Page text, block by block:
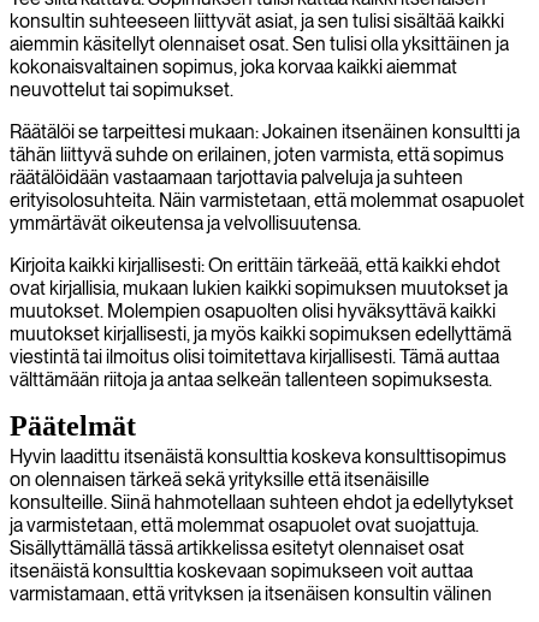
konsultin suhteeseen liittyvät asiat, ja sen tulisi sisältää kaikki
aiemmin käsitellyt olennaiset osat. Sen tulisi olla yksittäinen ja
kokonaisvaltainen sopimus, joka korvaa kaikki aiemmat
neuvottelut tai sopimukset.
Räätälöi se tarpeittesi mukaan: Jokainen itsenäinen konsultti ja
tähän liittyvä suhde on erilainen, joten varmista, että sopimus
räätälöidään vastaamaan tarjottavia palveluja ja suhteen
erityisolosuhteita. Näin varmistetaan, että molemmat osapuolet
ymmärtävät oikeutensa ja velvollisuutensa.
Kirjoita kaikki kirjallisesti: On erittäin tärkeää, että kaikki ehdot
ovat kirjallisia, mukaan lukien kaikki sopimuksen muutokset ja
muutokset. Molempien osapuolten olisi hyväksyttävä kaikki
muutokset kirjallisesti, ja myös kaikki sopimuksen edellyttämä
viestintä tai ilmoitus olisi toimitettava kirjallisesti. Tämä auttaa
välttämään riitoja ja antaa selkeän tallenteen sopimuksesta.
Päätelmät
Hyvin laadittu itsenäistä konsulttia koskeva konsulttisopimus
on olennaisen tärkeä sekä yrityksille että itsenäisille
konsulteille. Siinä hahmotellaan suhteen ehdot ja edellytykset
ja varmistetaan, että molemmat osapuolet ovat suojattuja.
Sisällyttämällä tässä artikkelissa esitetyt olennaiset osat
itsenäistä konsulttia koskevaan sopimukseen voit auttaa
varmistamaan, että yrityksen ja itsenäisen konsultin välinen